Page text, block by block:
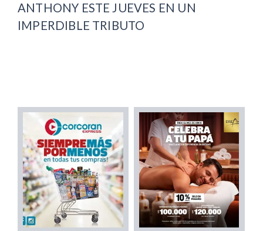
ANTHONY ESTE JUEVES EN UN
IMPERDIBLE TRIBUTO